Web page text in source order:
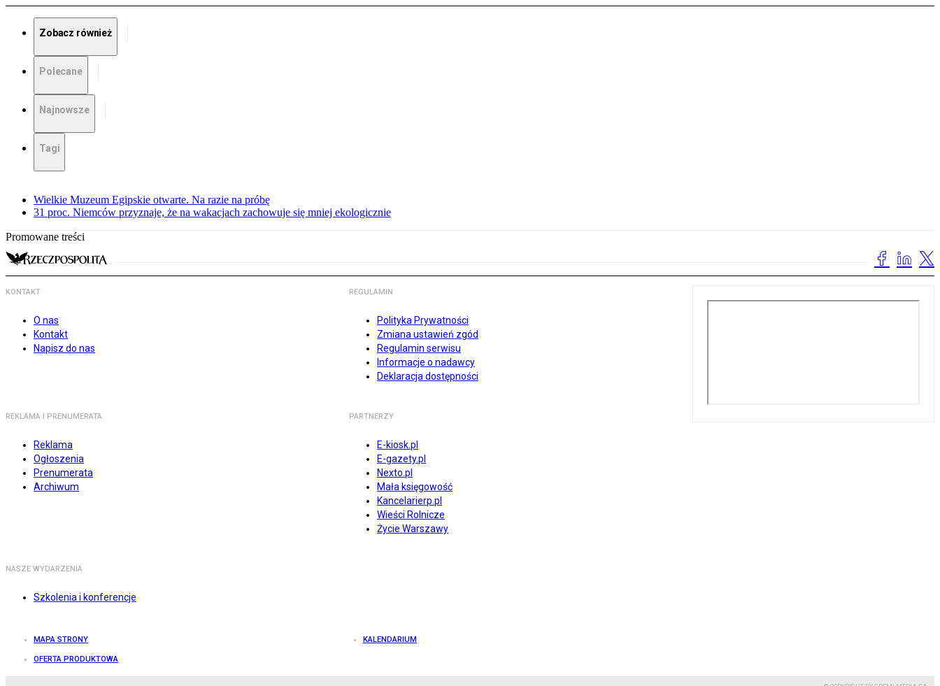
Zobacz również
Polecane
Najnowsze
Tagi
Wielkie Muzeum Egipskie otwarte. Na razie na próbę
31 proc. Niemców przyznaje, że na wakacjach zachowuje się mniej ekologicznie
Promowane treści
KONTAKT
O nas
Kontakt
Napisz do nas
REGULAMIN
Polityka Prywatności
Zmiana ustawień zgód
Regulamin serwisu
Informacje o nadawcy
Deklaracja dostępności
REKLAMA I PRENUMERATA
Reklama
Ogłoszenia
Prenumerata
Archiwum
PARTNERZY
E-kiosk.pl
E-gazety.pl
Nexto.pl
Mała księgowość
Kancelarierp.pl
Wieści Rolnicze
Życie Warszawy
NASZE WYDARZENIA
Szkolenia i konferencje
MAPA STRONY KALENDARIUM
OFERTA PRODUKTOWA